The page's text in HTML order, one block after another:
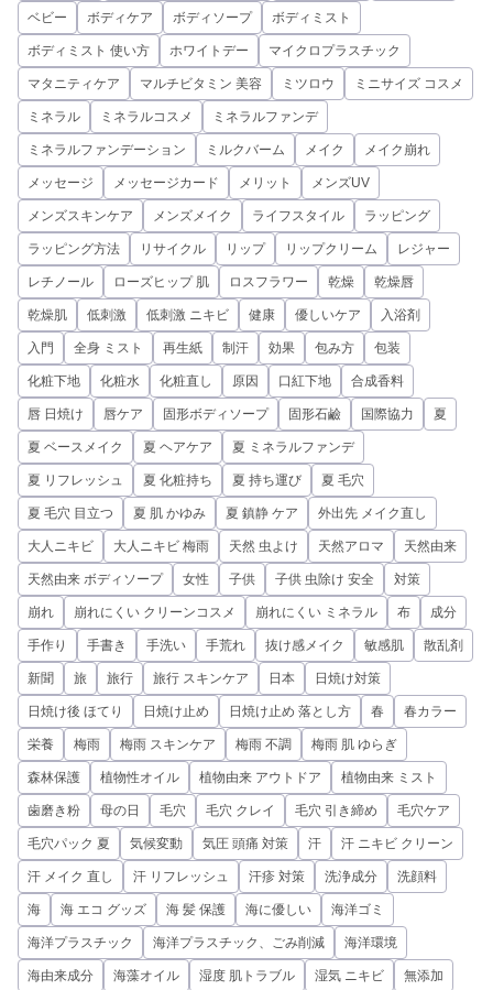
ベビー ボディケア ボディソープ ボディミスト
ボディミスト 使い方 ホワイトデー マイクロプラスチック
マタニティケア マルチビタミン 美容 ミツロウ ミニサイズ コスメ
ミネラル ミネラルコスメ ミネラルファンデ
ミネラルファンデーション ミルクバーム メイク メイク崩れ
メッセージ メッセージカード メリット メンズUV
メンズスキンケア メンズメイク ライフスタイル ラッピング
ラッピング方法 リサイクル リップ リップクリーム レジャー
レチノール ローズヒップ 肌 ロスフラワー 乾燥 乾燥唇
乾燥肌 低刺激 低刺激 ニキビ 健康 優しいケア 入浴剤
入門 全身 ミスト 再生紙 制汗 効果 包み方 包装
化粧下地 化粧水 化粧直し 原因 口紅下地 合成香料
唇 日焼け 唇ケア 固形ボディソープ 固形石鹼 国際協力 夏
夏 ベースメイク 夏 ヘアケア 夏 ミネラルファンデ
夏 リフレッシュ 夏 化粧持ち 夏 持ち運び 夏 毛穴
夏 毛穴 目立つ 夏 肌 かゆみ 夏 鎮静 ケア 外出先 メイク直し
大人ニキビ 大人ニキビ 梅雨 天然 虫よけ 天然アロマ 天然由来
天然由来 ボディソープ 女性 子供 子供 虫除け 安全 対策
崩れ 崩れにくい クリーンコスメ 崩れにくい ミネラル 布 成分
手作り 手書き 手洗い 手荒れ 抜け感メイク 敏感肌 散乱剤
新聞 旅 旅行 旅行 スキンケア 日本 日焼け対策
日焼け後 ほてり 日焼け止め 日焼け止め 落とし方 春 春カラー
栄養 梅雨 梅雨 スキンケア 梅雨 不調 梅雨 肌 ゆらぎ
森林保護 植物性オイル 植物由来 アウトドア 植物由来 ミスト
歯磨き粉 母の日 毛穴 毛穴 クレイ 毛穴 引き締め 毛穴ケア
毛穴パック 夏 気候変動 気圧 頭痛 対策 汗 汗 ニキビ クリーン
汗 メイク 直し 汗 リフレッシュ 汗疹 対策 洗浄成分 洗顔料
海 海 エコ グッズ 海 髪 保護 海に優しい 海洋ゴミ
海洋プラスチック 海洋プラスチック、ごみ削減 海洋環境
海由来成分 海藻オイル 湿度 肌トラブル 湿気 ニキビ 無添加